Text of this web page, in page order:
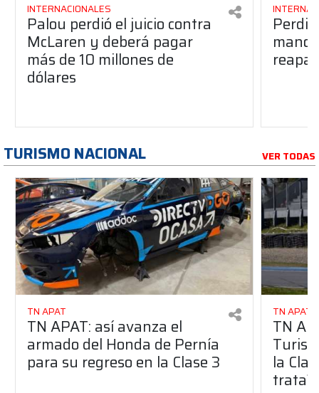
INTERNACIONALES
Palou perdió el juicio contra
McLaren y deberá pagar
más de 10 millones de
dólares
TURISMO NACIONAL VER TODAS
TN APAT
TN APAT: así avanza el
armado del Honda de Pernía
para su regreso en la Clase 3
TN APAT
TN
la
trata?